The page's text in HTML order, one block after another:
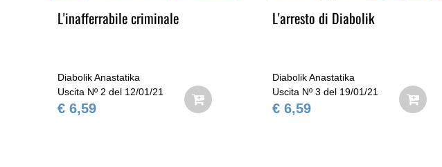
L'inafferrabile criminale
Diabolik Anastatika
Uscita Nº 2 del 12/01/21
€ 6,59
L'arresto di Diabolik
Diabolik Anastatika
Uscita Nº 3 del 19/01/21
€ 6,59